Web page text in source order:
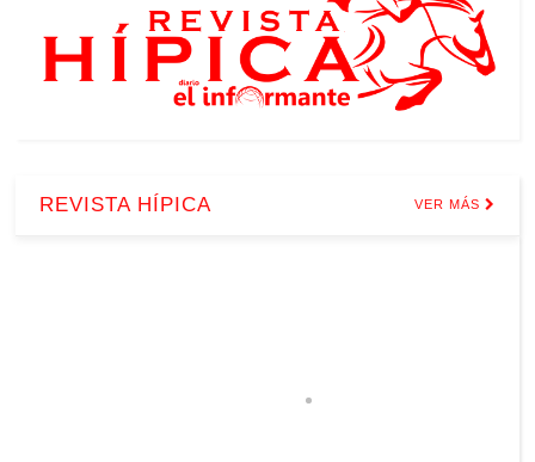
REVISTA HÍPICA VER MÁS